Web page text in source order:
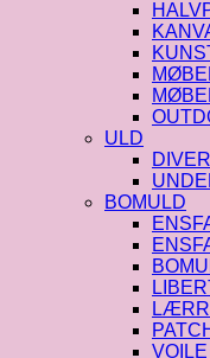
ULD
BOMULD
VOILE